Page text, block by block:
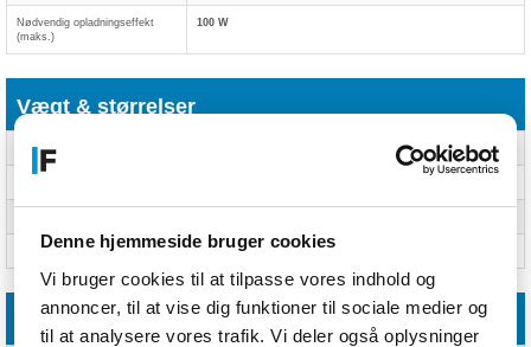
Denne hjemmeside bruger cookies
Vi bruger cookies til at tilpasse vores indhold og
annoncer, til at vise dig funktioner til sociale medier og
til at analysere vores trafik. Vi deler også oplysninger
Nødvendig opladningseffekt
(maks.)
100 W
Vægt & størrelser
Bredde
Vægt 213 g
Emballage indhold